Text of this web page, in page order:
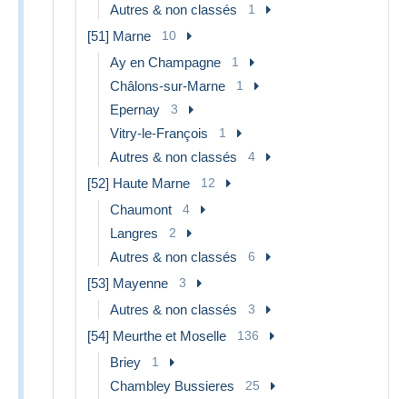
Autres & non classés 1
[51] Marne 10
Ay en Champagne 1
Châlons-sur-Marne 1
Epernay 3
Vitry-le-François 1
Autres & non classés 4
[52] Haute Marne 12
Chaumont 4
Langres 2
Autres & non classés 6
[53] Mayenne 3
Autres & non classés 3
[54] Meurthe et Moselle 136
Briey 1
Chambley Bussieres 25